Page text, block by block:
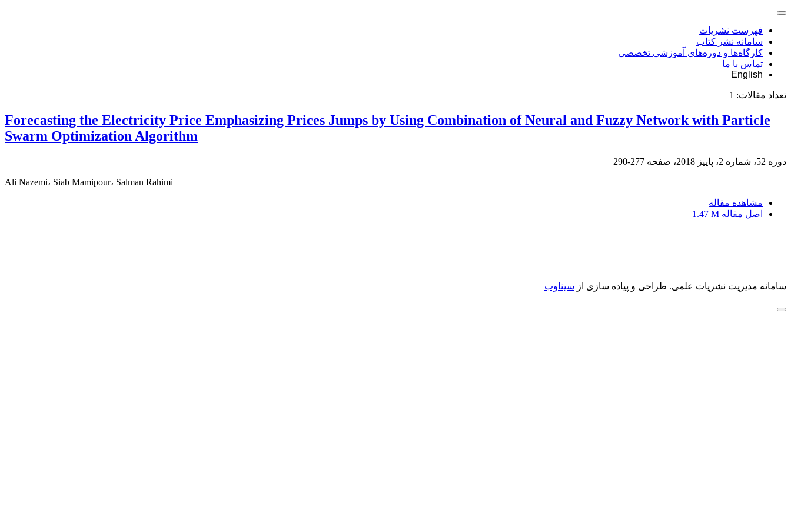
فهرست نشریات
سامانه نشر کتاب
کارگاه‌ها و دوره‌های آموزشی تخصصی
تماس با ما
English
تعداد مقالات: 1
Forecasting the Electricity Price Emphasizing Prices Jumps by Using Combination of Neural and Fuzzy Network with Particle
Swarm Optimization Algorithm
دوره 52، شماره 2، پاییز 2018، صفحه 277-290
Ali Nazemi، Siab Mamipour، Salman Rahimi
مشاهده مقاله
اصل مقاله 1.47 M
سامانه مدیریت نشریات علمی. طراحی و پیاده سازی از سیناوب